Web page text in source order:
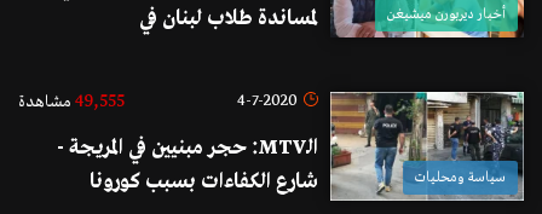
أخبار ديربورن ميشيغن
لمساندة طلاب لبنان في
حال تعثر حصولهم من الأموال
سياسة ومحليات
4-7-2020
49,555 مشاهدة
الـMTV: حجر مبنيين في المريجة -
شارع الكفاءات بسبب كورونا